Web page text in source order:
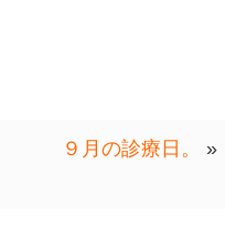
９時～１３時